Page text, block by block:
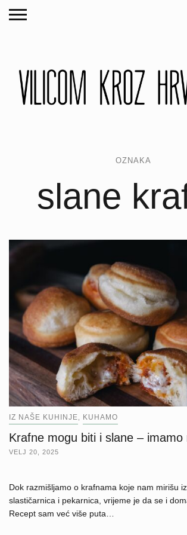
OZNAKA
slane
IZ NAŠE KUHINJE KUHAMO
Krafne mogu biti i slane – imamo
VELJ 20, 2025
Dok razmišljamo o krafnama koje nam mirišu
slastičarnica i pekarnica, vrijeme je da se i
Recept sam već više puta…